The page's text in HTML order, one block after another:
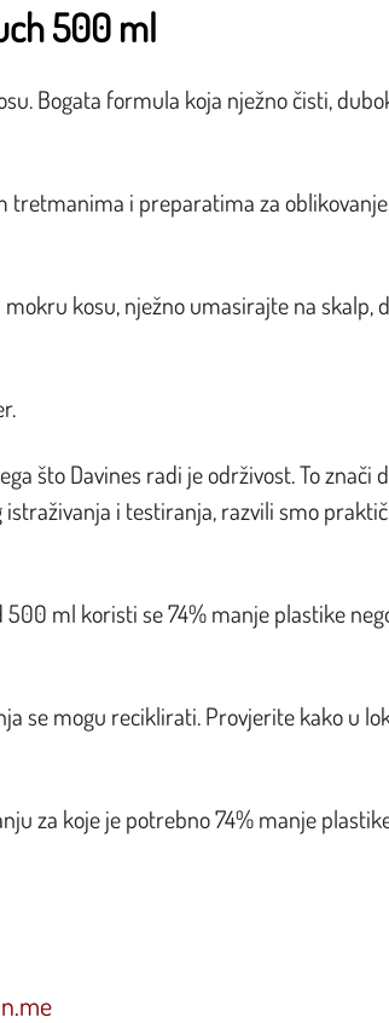
500 ml
Bogata formula koja nježno čisti,
tretmanima i preparatima za
kosu, nježno umasirajte na skalp,
što Davines radi je održivost. To znači
i testiranja, razvili smo
500 ml koristi se 74% manje plastike
se mogu reciklirati. Provjerite kako u
za koje je potrebno 74% manje